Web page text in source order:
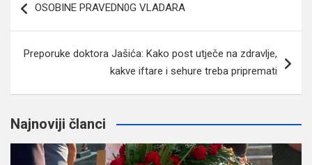
članaka
OSOBINE PRAVEDN0G VLADARA
Preporuke doktora Jašića: Kako post utječe na zdravlje,
kakve iftare i sehure treba pripremati
Najnoviji članci